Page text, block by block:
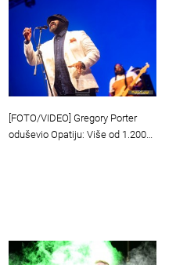
[FOTO/VIDEO] Gregory Porter
oduševio Opatiju: Više od 1.200…